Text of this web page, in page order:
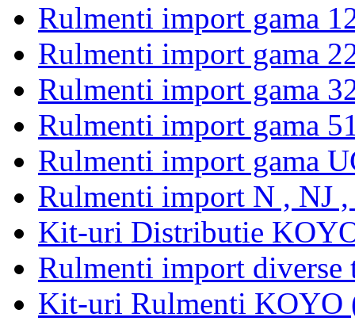
Rulmenti import gama
Rulmenti import gama
Rulmenti import gama
Rulmenti import gama
Rulmenti import gama
Rulmenti import N , NJ
Kit-uri Distributie
Rulmenti import
Kit-uri Rulmenti KOYO